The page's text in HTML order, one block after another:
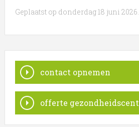
Geplaatst op donderdag 18 juni 2026.
contact opnemen